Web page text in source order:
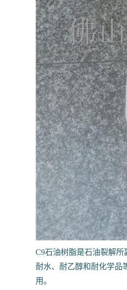
C9石油树脂是石油裂解
耐水、耐乙醇和耐化学品
用。